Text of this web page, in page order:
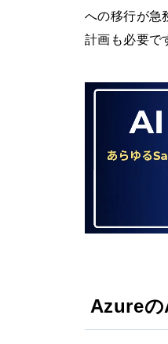
への移行が急
計画も必要で
Azureの